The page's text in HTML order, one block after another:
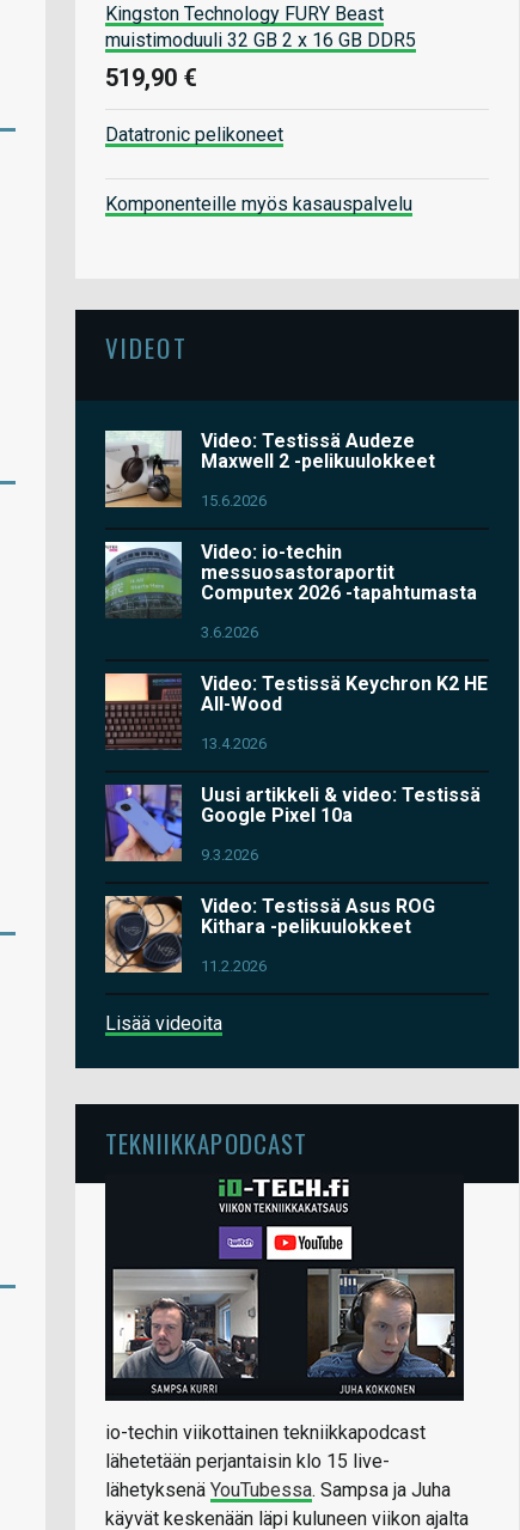
Kingston Technology FURY Beast
muistimoduuli 32 GB 2 x 16 GB DDR5
519,90 €
Datatronic pelikoneet
Komponenteille myös kasauspalvelu
VIDEOT
Video: Testissä Audeze
Maxwell 2 -pelikuulokkeet
15.6.2026
Video: io-techin
messuosastoraportit
Computex 2026 -tapahtumasta
3.6.2026
Video: Testissä Keychron K2 HE
All-Wood
13.4.2026
Uusi artikkeli & video: Testissä
Google Pixel 10a
9.3.2026
Video: Testissä Asus ROG
Kithara -pelikuulokkeet
11.2.2026
Lisää videoita
TEKNIIKKAPODCAST
io-techin viikottainen tekniikkapodcast
lähetetään perjantaisin klo 15 live-
lähetyksenä YouTubessa. Sampsa ja Juha
käyvät keskenään läpi kuluneen viikon ajalta